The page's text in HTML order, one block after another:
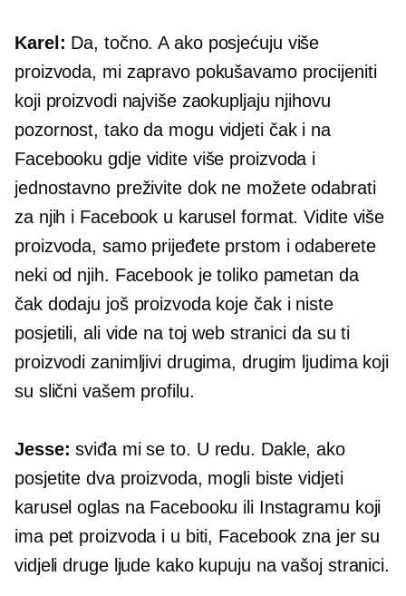
Karel: Da, točno. A ako posjećuju više
proizvoda, mi zapravo pokušavamo procijeniti
koji proizvodi najviše zaokupljaju njihovu
pozornost, tako da mogu vidjeti čak i na
Facebooku gdje vidite više proizvoda i
jednostavno preživite dok ne možete odabrati
za njih i Facebook u karusel format. Vidite više
proizvoda, samo prijeđete prstom i odaberete
neki od njih. Facebook je toliko pametan da
čak dodaju još proizvoda koje čak i niste
posjetili, ali vide na toj web stranici da su ti
proizvodi zanimljivi drugima, drugim ljudima koji
su slični vašem profilu.
Jesse: sviđa mi se to. U redu. Dakle, ako
posjetite dva proizvoda, mogli biste vidjeti
karusel oglas na Facebooku ili Instagramu koji
ima pet proizvoda i u biti, Facebook zna jer su
vidjeli druge ljude kako kupuju na vašoj stranici.